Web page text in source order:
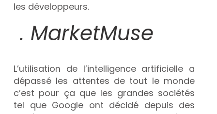
les développeurs.
. MarketMuse
L’utilisation de l’intelligence artificielle a
dépassé les attentes de tout le monde
c’est pour ça que les grandes sociétés
tel que Google ont décidé depuis des